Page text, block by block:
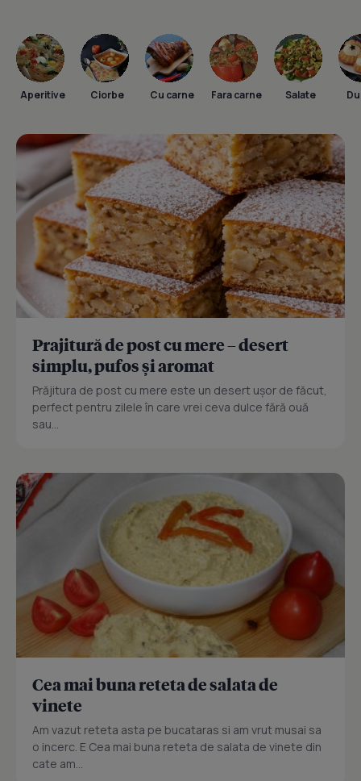
Aperitive Ciorbe Cu carne Fara carne Salate
Prajitură de post cu mere – desert
simplu, pufos și aromat
Prăjitura de post cu mere este un desert ușor de făcut,
perfect pentru zilele în care vrei ceva dulce fără ouă
sau...
Cea mai buna reteta de salata de
vinete
Am vazut reteta asta pe bucataras si am vrut musai sa
o incerc. E Cea mai buna reteta de salata de vinete din
cate am...